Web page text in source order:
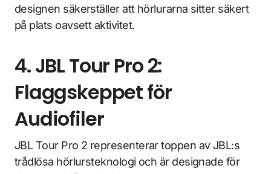
designen säkerställer att hörlurarna sitter säkert
på plats oavsett aktivitet.
4. JBL Tour Pro 2:
Flaggskeppet för
Audiofiler
JBL Tour Pro 2 representerar toppen av JBL:s
trådlösa hörlursteknologi och är designade för